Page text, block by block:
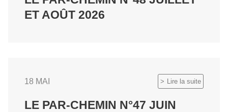
ET AOÛT 2026
Lire la suite
18 MAI
LE PAR-CHEMIN N°47 JUIN